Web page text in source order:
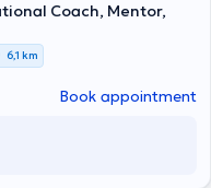
Coach, Mentor,
6,1 km
Book appointment